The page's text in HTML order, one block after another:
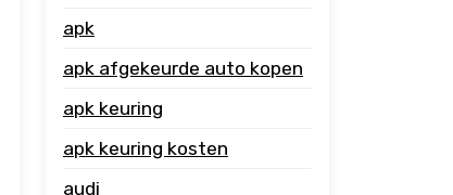
apk
apk afgekeurde auto kopen
apk keuring
apk keuring kosten
audi